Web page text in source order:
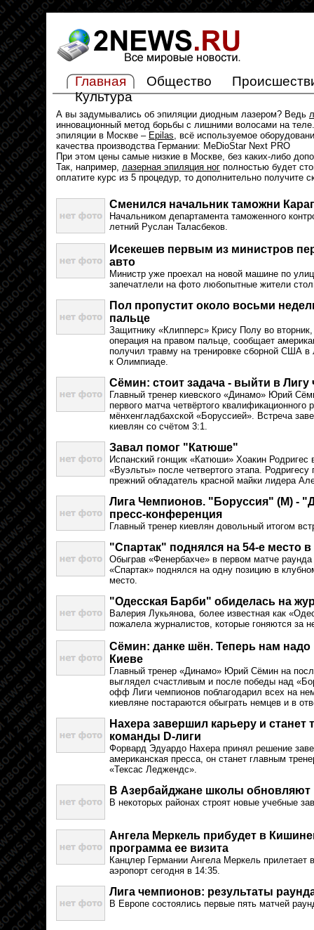
Главная Общество
Культура
А вы задумывались об эпиляции диодным лазером? Ведь
инновационный метод борьбы с лишними волосами на
эпиляции в Москве – Epilas, всё используемое
качества производства Германии: MeDioStar Next PRO
При этом цены самые низкие в Москве, без каких-либо
Так, например, лазерная эпиляция ног полностью будет
оплатите курс из 5 процедур, то дополнительно получите
Сменился начальник таможни
Начальником департамента таможенного
летний Руслан Таласбеков.
Исекешев первым из министров
авто
Министр уже проехал на новой машине по
запечатлели на фото любопытные жители
Пол пропустит около восьми
пальце
Защитнику «Клипперс» Крису Полу во
операция на правом пальце, сообщает
получил травму на тренировке сборной США в
к Олимпиаде.
Сёмин: стоит задача - выйти в
Главный тренер киевского «Динамо» Юрий
первого матча четвёртого квалификационного
мёнхенгладбахской «Боруссией». Встреча
киевлян со счётом 3:1.
Завал помог "Катюше"
Испанский гонщик «Катюши» Хоакин Родригес
«Вуэльты» после четвертого этапа.
прежний обладатель красной майки лидера
Лига Чемпионов. "Боруссия" (М) -
пресс-конференция
Главный тренер киевлян довольный итогом
"Спартак" поднялся на 54-е место
Обыграв «Фенербахче» в первом матче
«Спартак» поднялся на одну позицию в
место.
"Одесская Барби" обиделась на
Валерия Лукьянова, более известная как
пожалела журналистов, которые гоняются за
Сёмин: данке шён. Теперь нам
Киеве
Главный тренер «Динамо» Юрий Сёмин на
выглядел счастливым и после победы над
офф Лиги чемпионов поблагодарил всех на
киевляне постараются обыграть немцев и в
Нахера завершил карьеру и станет
команды D-лиги
Форвард Эдуардо Нахера принял решение
американская пресса, он станет главным
«Тексас Леджендс».
В Азербайджане школы обновляют
В некоторых районах строят новые учебные
Ангела Меркель прибудет в
программа ее визита
Канцлер Германии Ангела Меркель
аэропорт сегодня в 14:35.
Лига чемпионов: результаты
В Европе состоялись первые пять матчей